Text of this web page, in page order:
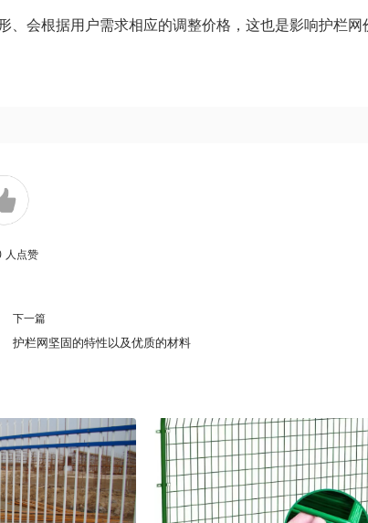
会根据用户需求相应的调整价格，这也是影响护栏网
人点赞
下一篇
护栏网坚固的特性以及优质的材料